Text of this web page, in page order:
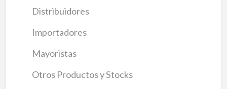
Distribuidores
Importadores
Mayoristas
Otros Productos y Stocks